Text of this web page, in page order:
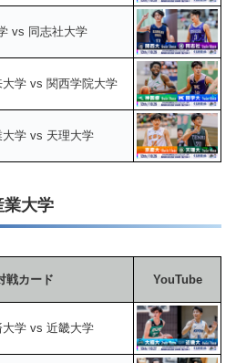
vs 同志社大学
学 vs 関西学院大学
大学 vs 天理大学
業大学
戦カード YouTube
大学 vs 近畿大学